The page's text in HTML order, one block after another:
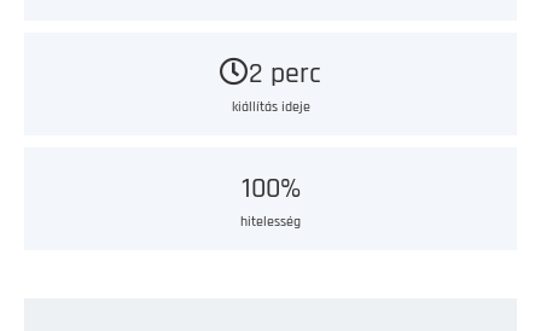
2 perc
kiállítás ideje
100%
hitelesség